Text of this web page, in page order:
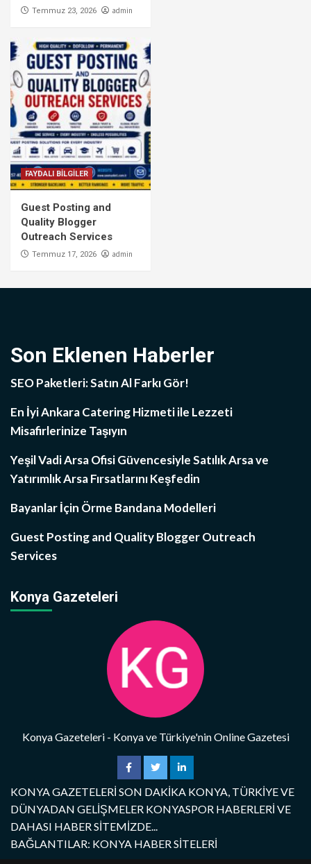
Temmuz 23, 2026 admin
FAYDALI BİLGİLER
Guest Posting and
Quality Blogger
Outreach Services
Temmuz 17, 2026 admin
Son Eklenen Haberler
SEO Paketleri: Satın Al Farkı Gör!
En İyi Ankara Catering Hizmeti ile Lezzeti
Misafirlerinize Taşıyın
Yeşil Vadi Arsa Ofisi Güvencesiyle Satılık Arsa ve
Yatırımlık Arsa Fırsatlarını Keşfedin
Bayanlar İçin Örme Bandana Modelleri
Guest Posting and Quality Blogger Outreach
Services
Konya Gazeteleri
Konya Gazeteleri - Konya ve Türkiye'nin Online Gazetesi
KONYA GAZETELERİ SON DAKİKA KONYA, TÜRKİYE VE
DÜNYADAN GELİŞMELER KONYASPOR HABERLERİ VE
DAHASI HABER SİTEMİZDE...
BAĞLANTILAR: KONYA HABER SİTELERİ